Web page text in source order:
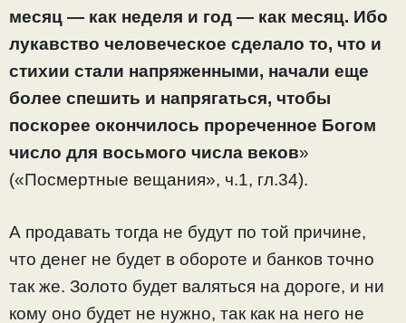
месяц — как неделя и год — как месяц. Ибо
лукавство человеческое сделало то, что и
стихии стали напряженными, начали еще
более спешить и напрягаться, чтобы
поскорее окончилось прореченное Богом
число для восьмого числа веков»
(«Посмертные вещания», ч.1, гл.34).
А продавать тогда не будут по той причине,
что денег не будет в обороте и банков точно
так же. Золото будет валяться на дороге, и ни
кому оно будет не нужно, так как на него не